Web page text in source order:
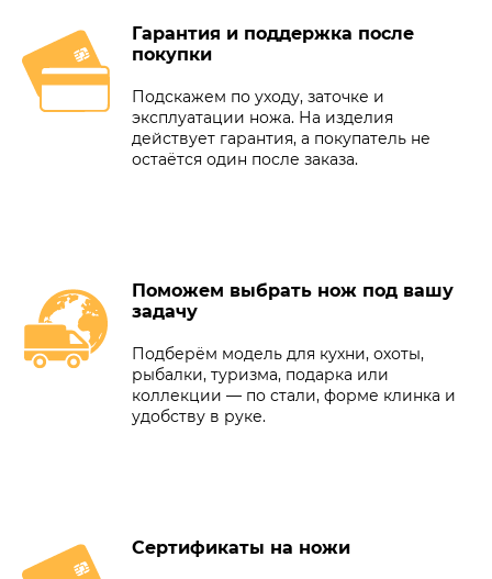
Гарантия и поддержка после
покупки
Подскажем по уходу, заточке и
эксплуатации ножа. На изделия
действует гарантия, а покупатель не
остаётся один после заказа.
Поможем выбрать нож под вашу
задачу
Подберём модель для кухни, охоты,
рыбалки, туризма, подарка или
коллекции — по стали, форме клинка и
удобству в руке.
Сертификаты на ножи